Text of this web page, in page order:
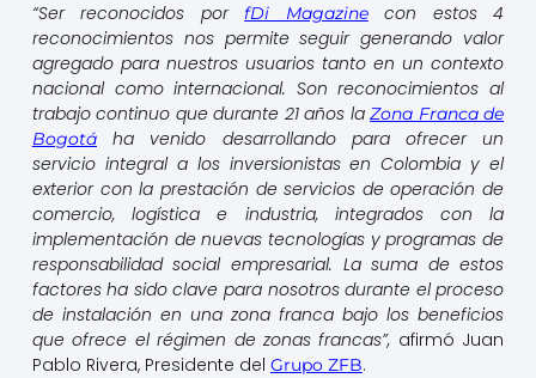
“Ser reconocidos por fDi Magazinecon estos 4
reconocimientos nos permite seguir generando valor
agregado para nuestros usuarios tanto en un contexto
nacional como internacional. Son reconocimientos al
trabajo continuo que durante 21 años laZona Franca de
Bogotáha venido desarrollando para ofrecer un
servicio integral a los inversionistas en Colombia y el
exterior con la prestación de servicios de operación de
comercio, logística e industria, integrados con la
implementación de nuevas tecnologías y programas de
responsabilidad social empresarial. La suma de estos
factores ha sido clave para nosotros durante el proceso
de instalación en una zona franca bajo los beneficios
que ofrece el régimen de zonas francas”, afirmó Juan
Pablo Rivera, Presidente del Grupo ZFB.